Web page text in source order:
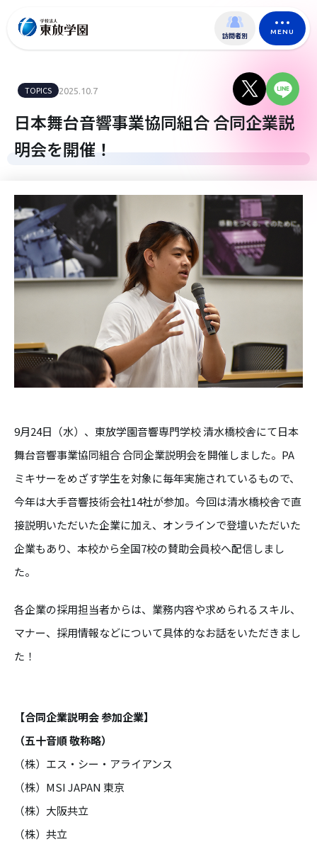
訪問者別 MENU
TOPICS 2025.10.7
日本舞台音響事業協同組合 合同企業説
明会を開催！
9月24日（水）、東放学園音響専門学校 清水橋校舎にて日本
舞台音響事業協同組合 合同企業説明会を開催しました。PA
ミキサーをめざす学生を対象に毎年実施されているもので、
今年は大手音響技術会社14社が参加。今回は清水橋校舎で直
接説明いただいた企業に加え、オンラインで登壇いただいた
企業もあり、本校から全国7校の賛助会員校へ配信しまし
た。
各企業の採用担当者からは、業務内容や求められるスキル、
マナー、採用情報などについて具体的なお話をいただきまし
た！
【合同企業説明会 参加企業】
（五十音順 敬称略）
（株）エス・シー・アライアンス
（株）MSI JAPAN 東京
（株）大阪共立
（株）共立